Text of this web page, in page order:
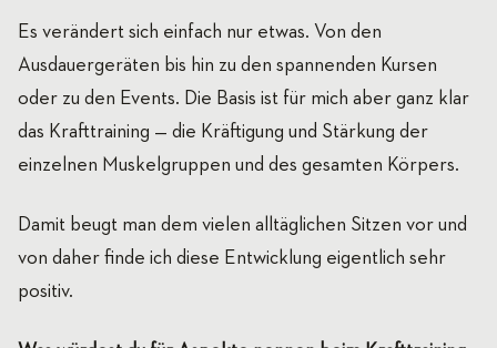
Es verändert sich einfach nur etwas. Von den
Ausdauergeräten bis hin zu den spannenden Kursen
oder zu den Events. Die Basis ist für mich aber ganz klar
das Krafttraining — die Kräftigung und Stärkung der
einzelnen Muskelgruppen und des gesamten Körpers.
Damit beugt man dem vielen alltäglichen Sitzen vor und
von daher finde ich diese Entwicklung eigentlich sehr
positiv.